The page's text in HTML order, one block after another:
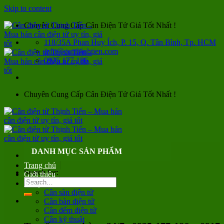
Skip to content
Chuyên Cung Cấp Cân Điện Tử Giá Tốt Nhất !
118/35A Phan Huy Ích, P. 15, Q. Tân Bình, Tp. HCM
info@canthinhtien.com
0935 177 186
Chuyên Cung Cấp Cân Điện Tử Giá Tốt Nhất !
Search for:
DANH MỤC SẢN PHẨM
Trang chủ
Giới thiệu
Sản phẩm
Cân sàn điện tử
Cân bàn điện tử
Cân đếm điện tử
Cân kỹ thuật